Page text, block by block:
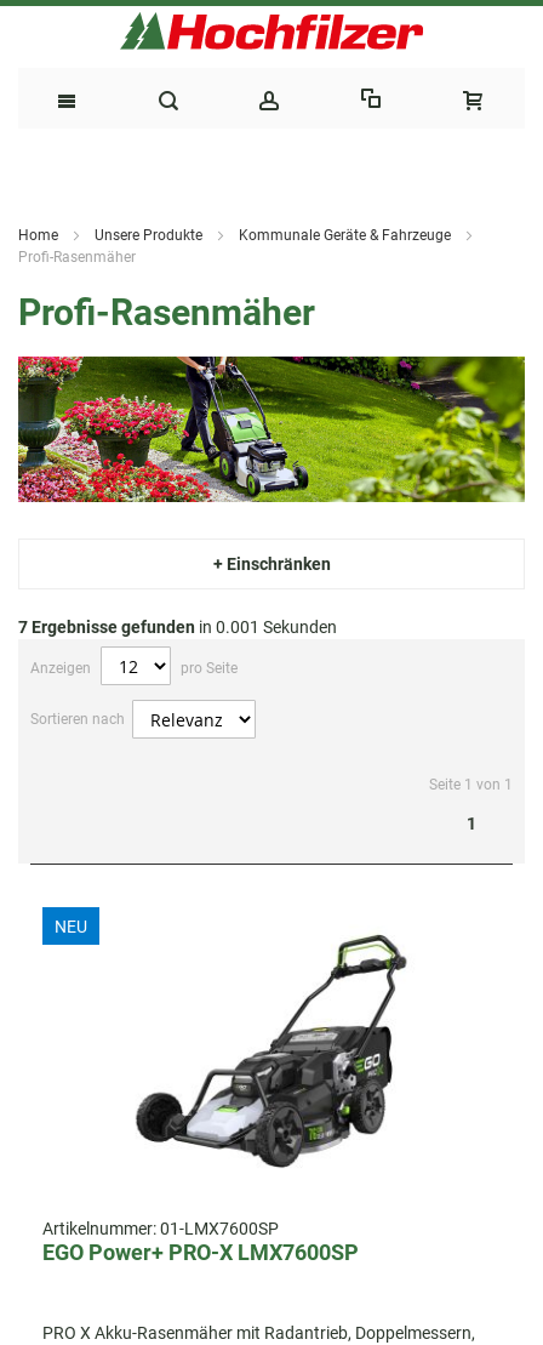
Inhalt
Home Unsere Produkte
Kommunale Geräte & Fahrzeuge
Profi-Rasenmäher
Profi-Rasenmäher
+ Einschränken
7 Ergebnisse gefunden in 0.001 Sekunden
Anzeigen pro Seite
Sortieren nach
Seite 1 von 1
1
NEU
Artikelnummer:01-LMX7600SP
EGO Power+ PRO-X LMX7600SP
PRO X Akku-Rasenmäher mit Radantrieb, Doppelmessern,